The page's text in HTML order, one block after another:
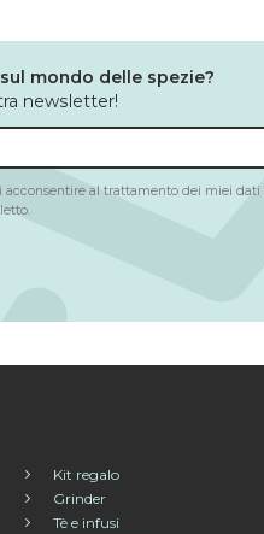
mondo delle spezie?
newsletter!
acconsentire al trattamento dei miei
Kit regalo
Grinder
Tè e infusi